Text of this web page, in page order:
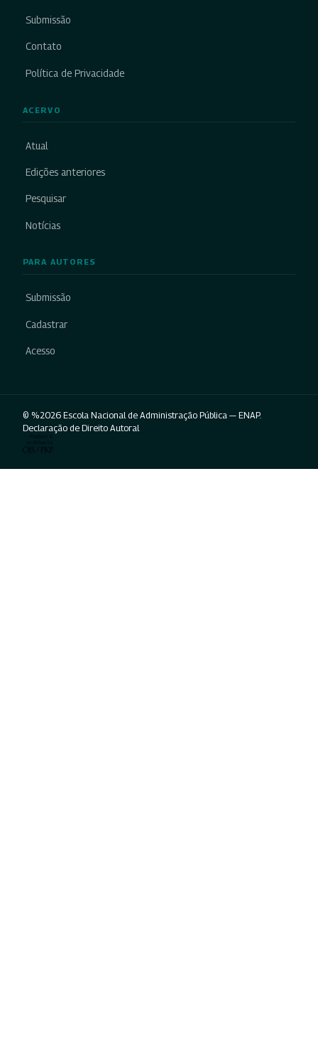
Submissão
Contato
Política de Privacidade
ACERVO
Atual
Edições anteriores
Pesquisar
Notícias
PARA AUTORES
Submissão
Cadastrar
Acesso
© %2026 Escola Nacional de Administração Pública — ENAP.
Declaração de Direito Autoral